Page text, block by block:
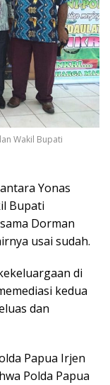
Wakil Bupati
Yonas
Bupati
Dorman
usai sudah.
di
kedua
dan
Papua Irjen
Polda Papua